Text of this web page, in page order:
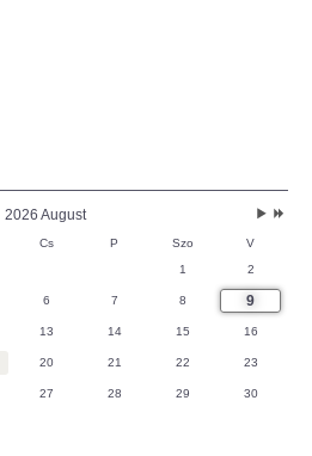
2026 August
Cs P Szo
V
1
2
6 7 8 9
13 14 15 16
20 21 22 23
27 28 29 30